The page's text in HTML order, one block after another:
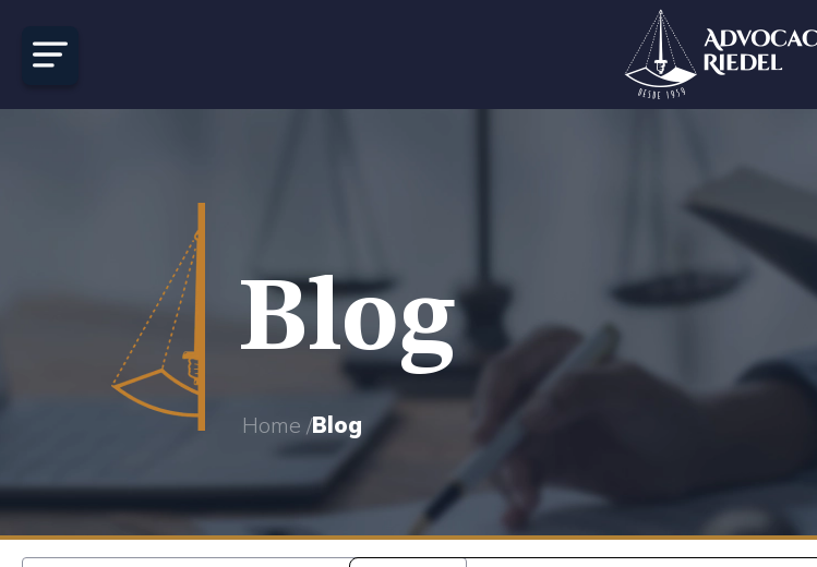
Blog
Home /Blog